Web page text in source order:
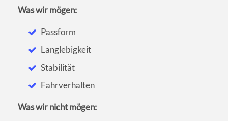
Was wir mögen:
Passform
Langlebigkeit
Stabilität
Fahrverhalten
Was wir nicht mögen: